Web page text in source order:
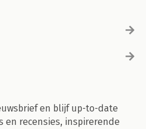
en blijf up-to-date
en recensies, inspirerende